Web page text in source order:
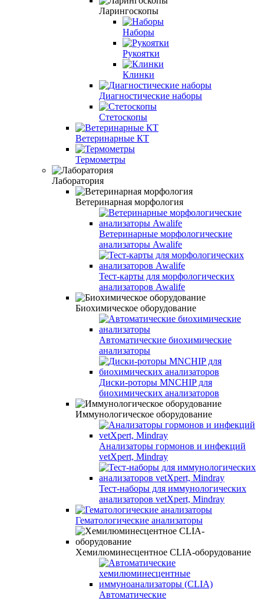
Ларингоскопы
Наборы
Рукоятки
Клинки
Диагностические наборы
Стетоскопы
Ветеринарные КТ
Термометры
Лаборатория
Ветеринарная морфология
Ветеринарные морфологические
анализаторы Awalife
Тест-карты для морфологических
анализаторов Awalife
Биохимическое оборудование
Автоматические биохимические
анализаторы
Диски-роторы MNCHIP для
биохимических анализаторов
Иммунологическое оборудование
Анализаторы гормонов и инфекций
vetXpert, Mindray
Тест-наборы для иммунологических
анализаторов vetXpert, Mindray
Гематологические анализаторы
Хемилюминесцентное CLIA-оборудование
Автоматические